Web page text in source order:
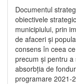
Documentul
obiectivele
municipiului, prin
de afaceri și
consens în ceea
precum și pentru
absorbția de
programare 2021-